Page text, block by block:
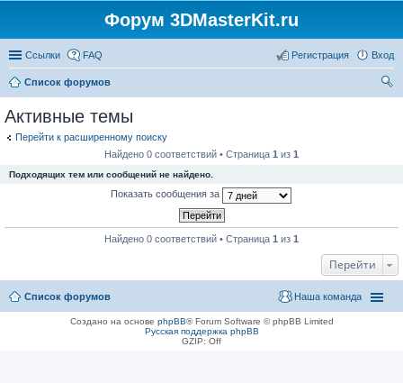
Форум 3DMasterKit.ru
Ссылки FAQ Вход
Регистрация
Список форумов
Активные темы
Перейти к расширенному поиску
Найдено 0 соответствий • Страница 1 из 1
Подходящих тем или сообщений не найдено.
Показать сообщения за
Найдено 0 соответствий • Страница 1 из 1
Перейти
Список форумов Наша команда
Создано на основе phpBB® Forum Software © phpBB Limited
Русская поддержка phpBB
GZIP: Off